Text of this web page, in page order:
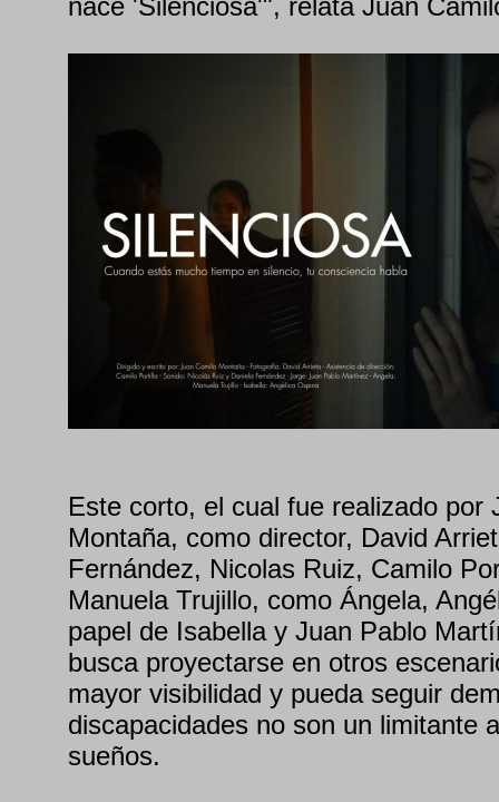
nace 'Silenciosa'", relata Juan
Este corto, el cual fue realizado por
Montaña, como director, David
Fernández, Nicolas Ruiz, Camilo
Manuela Trujillo, como Ángela,
papel de Isabella y Juan Pablo
busca proyectarse en otros
mayor visibilidad y pueda seguir
discapacidades no son un limitante
sueños.